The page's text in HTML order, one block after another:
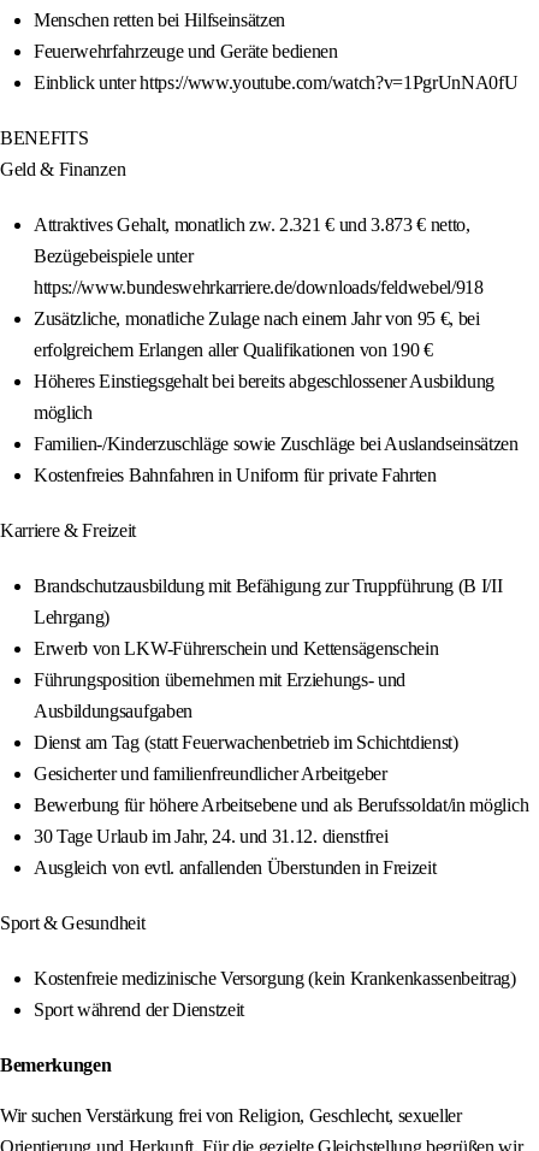
Menschen retten bei Hilfseinsätzen
Feuerwehrfahrzeuge und Geräte bedienen
Einblick unter https://www.youtube.com/watch?v=1PgrUnNA0fU
BENEFITS
Geld & Finanzen
Attraktives Gehalt, monatlich zw. 2.321 € und 3.873 € netto,
Bezügebeispiele unter
https://www.bundeswehrkarriere.de/downloads/feldwebel/918
Zusätzliche, monatliche Zulage nach einem Jahr von 95 €, bei
erfolgreichem Erlangen aller Qualifikationen von 190 €
Höheres Einstiegsgehalt bei bereits abgeschlossener Ausbildung
möglich
Familien-/Kinderzuschläge sowie Zuschläge bei Auslandseinsätzen
Kostenfreies Bahnfahren in Uniform für private Fahrten
Karriere & Freizeit
Brandschutzausbildung mit Befähigung zur Truppführung (B I/II
Lehrgang)
Erwerb von LKW-Führerschein und Kettensägenschein
Führungsposition übernehmen mit Erziehungs- und
Ausbildungsaufgaben
Dienst am Tag (statt Feuerwachenbetrieb im Schichtdienst)
Gesicherter und familienfreundlicher Arbeitgeber
Bewerbung für höhere Arbeitsebene und als Berufssoldat/in möglich
30 Tage Urlaub im Jahr, 24. und 31.12. dienstfrei
Ausgleich von evtl. anfallenden Überstunden in Freizeit
Sport & Gesundheit
Kostenfreie medizinische Versorgung (kein Krankenkassenbeitrag)
Sport während der Dienstzeit
Bemerkungen
Wir suchen Verstärkung frei von Religion, Geschlecht, sexueller
Orientierung und Herkunft. Für die gezielte Gleichstellung begrüßen wir